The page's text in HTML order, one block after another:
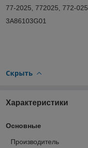
77-2025, 772025, 772-025
3A86103G01
Скрыть
Характеристики
Основные
Производитель